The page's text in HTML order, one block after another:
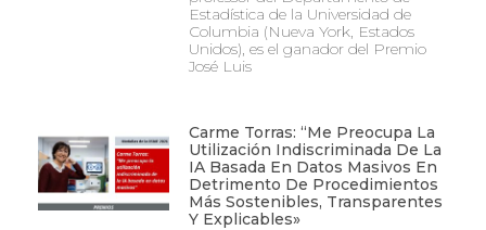
Estadística de la Universidad de
Columbia (Nueva York, Estados
Unidos), es el ganador del Premio
José Luis
Carme Torras: “Me Preocupa La
Utilización Indiscriminada De La
IA Basada En Datos Masivos En
Detrimento De Procedimientos
Más Sostenibles, Transparentes
Y Explicables»